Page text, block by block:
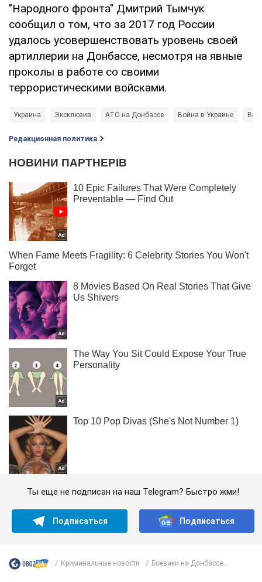
"Народного фронта" Дмитрий Тымчук
сообщил о том, что за 2017 год России
удалось усовершенствовать уровень своей
артиллерии на Донбассе, несмотря на явные
проколы в работе со своими
террористическими войсками.
Украина Эксклюзив АТО на Донбассе Война в Украине
Редакционная политика
Ты еще не подписан на наш Telegram? Быстро жми!
Подписаться Подписаться
Криминальные новости Боевики на Донбассе...